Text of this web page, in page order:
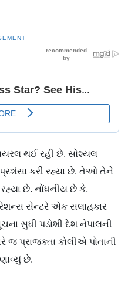
થઈ રહી છે. સોશ્યલ
પ્રશંસા કરી રહ્યા છે. તેઓ તેને
છે. નોંધનીય છે કે,
સેન્ટરે એક સલાહકાર
સુધી પડોશી દેશ નેપાલની
જ પ્રાજક્તા કોલીએ પોતાની
છે.